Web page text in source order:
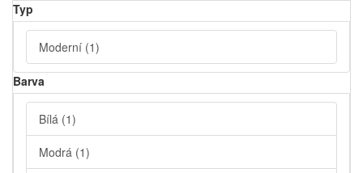
Typ
Moderní (1)
Barva
Bílá (1)
Modrá (1)